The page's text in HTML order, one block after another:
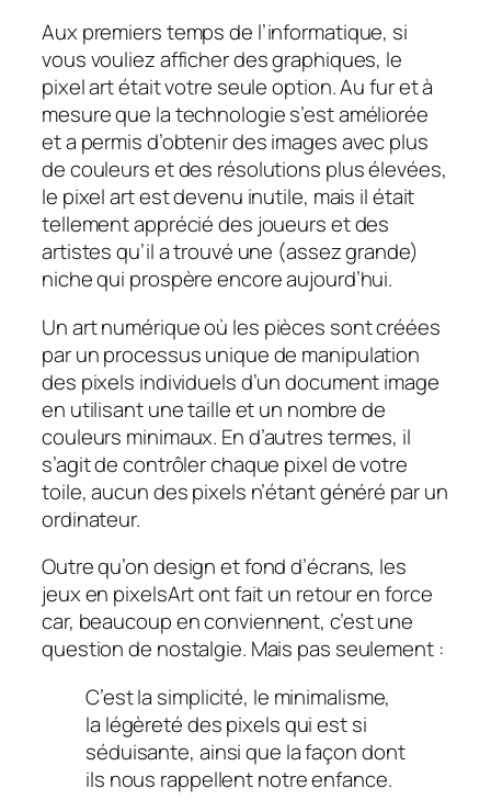
Aux premiers temps de l’informatique, si
vous vouliez afficher des graphiques, le
pixel art était votre seule option. Au fur et à
mesure que la technologie s’est améliorée
et a permis d’obtenir des images avec plus
de couleurs et des résolutions plus élevées,
le pixel art est devenu inutile, mais il était
tellement apprécié des joueurs et des
artistes qu’il a trouvé une (assez grande)
niche qui prospère encore aujourd’hui.
Un art numériqueoù les pièces sont créées
par un processus unique de manipulation
des pixels individuels d’un document image
en utilisant une taille et un nombre de
couleurs minimaux. En d’autres termes, il
s’agit de contrôler chaque pixel de votre
toile, aucun des pixels n’étant généré par un
ordinateur.
Outre qu’on design et fond d’écrans, les
jeux en pixelsArt ont fait un retour en force
car, beaucoup en conviennent, c’est une
question de nostalgie. Mais pas seulement :
C’est la simplicité, le minimalisme,
la légèreté des pixels qui est si
séduisante, ainsi que la façon dont
ils nous rappellent notre enfance.